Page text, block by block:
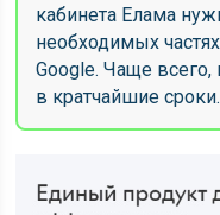
кабинета Елама
необходимых
Google. Чаще всего,
в кратчайшие сроки.